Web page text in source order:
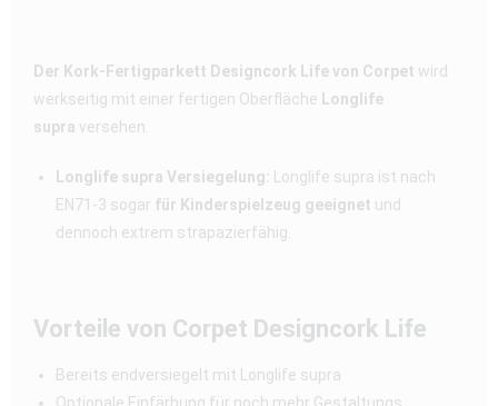
Der Kork-Fertigparkett Designcork Life von Corpet wird
werkseitig mit einer fertigen Oberfläche
Longlife
supra versehen.
Longlife supra Versiegelung:
Longlife supra ist nach
EN71-3 sogar für Kinderspielzeug geeignet und
dennoch extrem strapazierfähig.
Vorteile von Corpet Designcork Life
Bereits endversiegelt mit Longlife supra
Optionale Einfärbung für noch mehr Gestaltungs